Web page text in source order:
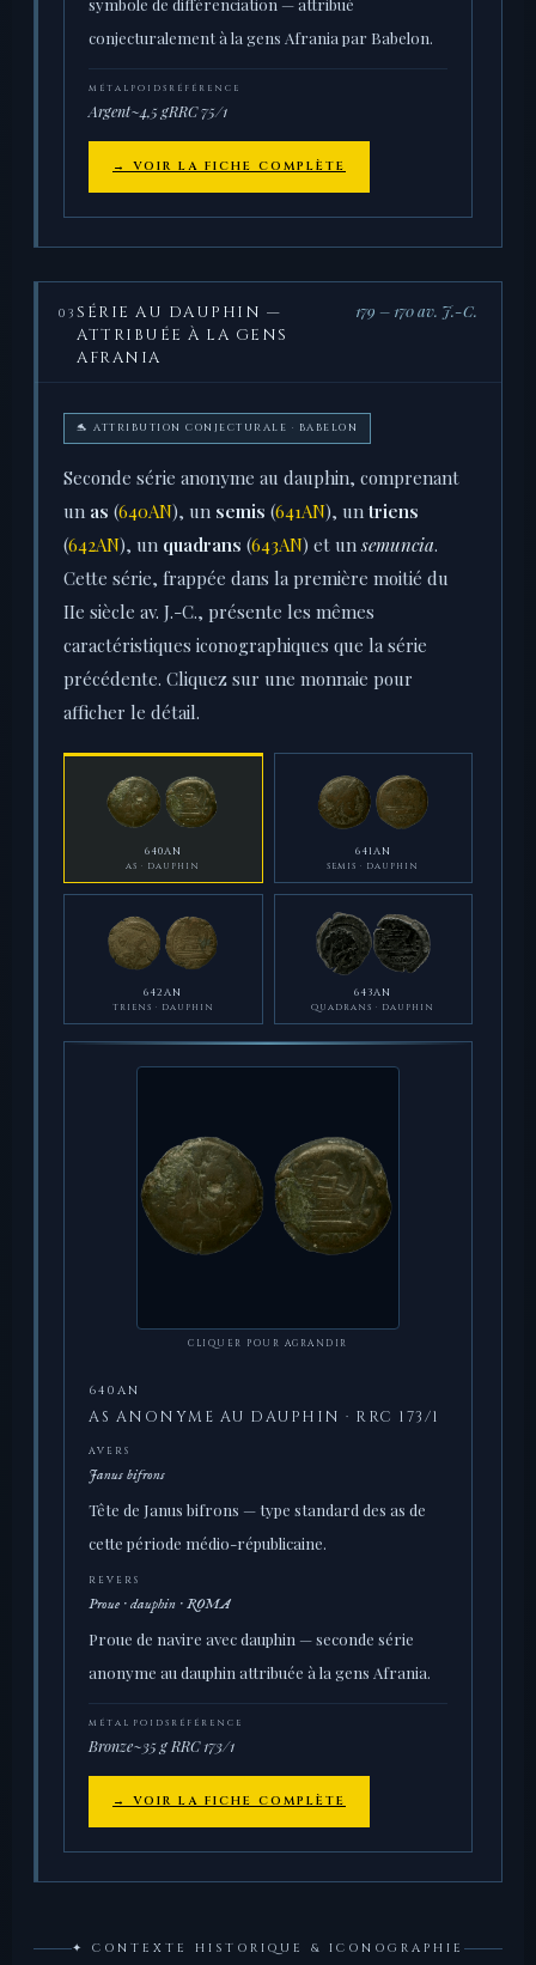
conjecturalement à la gens Afrania par Babelon.
MÉTAL
Argent
POIDS
~4,5 g
RÉFÉRENCE
RRC 75/1
→ VOIR LA FICHE COMPLÈTE
03 SÉRIE AU DAUPHIN —
ATTRIBUÉE À LA GENS
AFRANIA
179 – 170 av. J.-C.
🐬 ATTRIBUTION CONJECTURALE · BABELON
Seconde série anonyme au dauphin, comprenant
un as (640AN), un semis (641AN), un triens
(642AN), un quadrans (643AN) et unsemuncia.
Cette série, frappée dans la première moitié du
IIe siècle av. J.-C., présente les mêmes
caractéristiques iconographiques que la série
précédente. Cliquez sur une monnaie pour
afficher le détail.
640AN
AS · DAUPHIN
641AN
SEMIS · DAUPHIN
642AN
TRIENS · DAUPHIN
643AN
QUADRANS · DAUPHIN
CLIQUER POUR AGRANDIR
640AN
AS ANONYME AU DAUPHIN · RRC 173/1
AVERS
Janus bifrons
Tête de Janus bifrons — type standard des as de
cette période médio-républicaine.
REVERS
Proue · dauphin · ROMA
Proue de navire avec dauphin — seconde série
anonyme au dauphin attribuée à la gens Afrania.
MÉTAL
Bronze
POIDS
~35 g
RÉFÉRENCE
RRC 173/1
→ VOIR LA FICHE COMPLÈTE
✦ CONTEXTE HISTORIQUE & ICONOGRAPHIE